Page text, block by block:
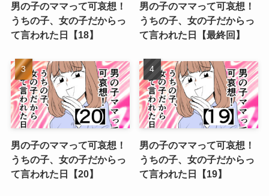
男の子のママって可哀想！
うちの子、女の子だからっ
て言われた日【18】
男の子のママって可哀想！
うちの子、女の子だからっ
て言われた日【最終回】
男の子のママって可哀想！
うちの子、女の子だからっ
て言われた日【20】
男の子のママって可哀想！
うちの子、女の子だからっ
て言われた日【19】